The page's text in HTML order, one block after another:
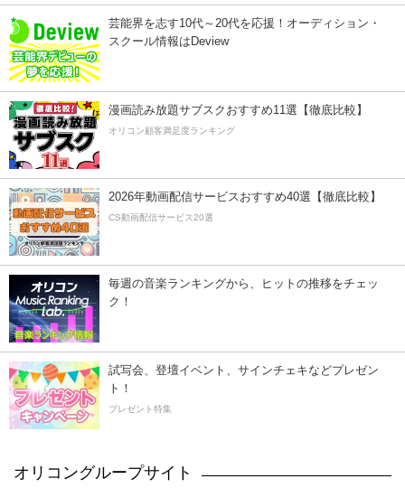
芸能界を志す10代～20代を応援！オーディション・
スクール情報はDeview
漫画読み放題サブスクおすすめ11選【徹底比較】
オリコン顧客満足度ランキング
2026年動画配信サービスおすすめ40選【徹底比較】
CS動画配信サービス20選
毎週の音楽ランキングから、ヒットの推移をチェッ
ク！
試写会、登壇イベント、サインチェキなどプレゼン
ト！
プレゼント特集
オリコングループサイト